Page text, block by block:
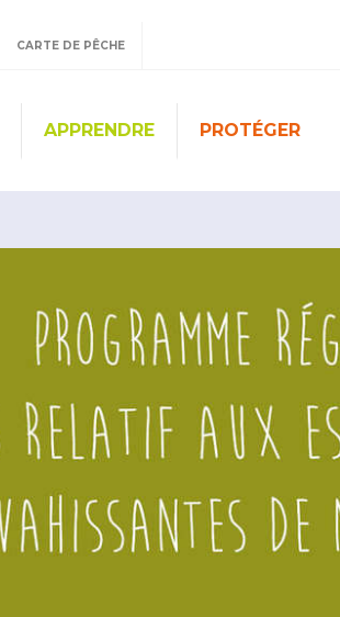
CARTE DE PÊCHE
APPRENDRE PROTÉGER